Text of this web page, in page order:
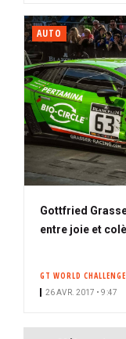
AUTO
Gottfried
entre joie et
GT WORLD
26 AVR. 2017 • 9:47